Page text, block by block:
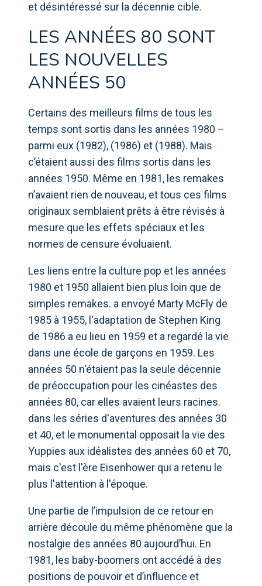
et désintéressé sur la décennie cible.
LES ANNÉES 80 SONT
LES NOUVELLES
ANNÉES 50
Certains des meilleurs films de tous les
temps sont sortis dans les années 1980 –
parmi eux (1982), (1986) et (1988). Mais
c’étaient aussi des films sortis dans les
années 1950. Même en 1981, les remakes
n’avaient rien de nouveau, et tous ces films
originaux semblaient prêts à être révisés à
mesure que les effets spéciaux et les
normes de censure évoluaient.
Les liens entre la culture pop et les années
1980 et 1950 allaient bien plus loin que de
simples remakes. a envoyé Marty McFly de
1985 à 1955, l'adaptation de Stephen King
de 1986 a eu lieu en 1959 et a regardé la vie
dans une école de garçons en 1959. Les
années 50 n'étaient pas la seule décennie
de préoccupation pour les cinéastes des
années 80, car elles avaient leurs racines.
dans les séries d'aventures des années 30
et 40, et le monumental opposait la vie des
Yuppies aux idéalistes des années 60 et 70,
mais c'est l'ère Eisenhower qui a retenu le
plus l'attention à l'époque.
Une partie de l’impulsion de ce retour en
arrière découle du même phénomène que la
nostalgie des années 80 aujourd’hui. En
1981, les baby-boomers ont accédé à des
positions de pouvoir et d’influence et